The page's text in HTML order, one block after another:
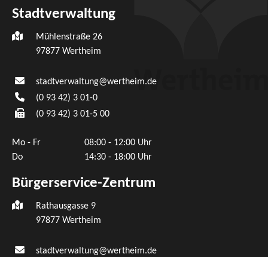
Stadtverwaltung
Mühlenstraße 26
97877 Wertheim
stadtverwaltung@wertheim.de
(0 93 42) 3 01-0
(0 93 42) 3 01-5 00
Mo - Fr
08:00 - 12:00 Uhr
Do
14:30 - 18:00 Uhr
Bürgerservice-Zentrum
Rathausgasse 9
97877 Wertheim
stadtverwaltung@wertheim.de